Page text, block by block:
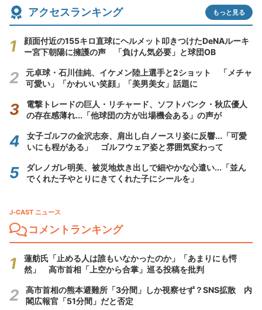
アクセスランキング もっと見る
顔面付近の155キロ直球にヘルメット叩きつけたDeNAルーキ
ー宮下朝陽に擁護の声 「負けん気必要」と球団OB
元卓球・石川佳純、イケメン陸上選手と2ショット 「メチャ
可愛い」「かわいい笑顔」「美男美女」話題に
電撃トレードの巨人・リチャード、ソフトバンク・秋広優人
の存在感薄れ...「他球団の方が出場機会ある」の声が
女子ゴルフの金沢志奈、肩出し白ノースリ姿に反響...「可愛
いにも程がある」 ゴルフウェア姿と雰囲気変わって
ダレノガレ明美、被災地炊き出しで細やかな心遣い...「並ん
でくれた子やとりにきてくれた子にシールを」
J-CAST ニュース
コメントランキング
蓮舫氏「止める人は誰もいなかったのか」「あまりにも愕
然」 高市首相「上空から合掌」巡る投稿を批判
高市首相の熊本避難所「3分間」しか視察せず？SNS拡散 内
閣広報官「51分間」だと否定